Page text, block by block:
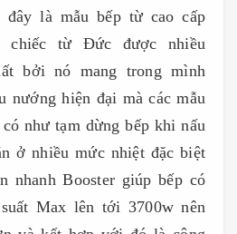
đây là mẫu bếp từ cao cấp
chiếc từ Đức được nhiều
bởi nó mang trong mình
nướng hiện đại mà các mẫu
như tạm dừng bếp khi nấu
ở nhiều mức nhiệt đặc biệt
nhanh Booster giúp bếp có
Max lên tới 3700w nên